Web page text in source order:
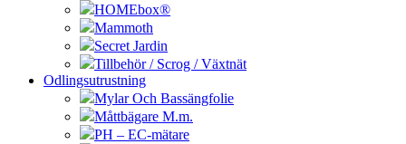
HOMEbox®
Mammoth
Secret Jardin
Tillbehör / Scrog / Växtnät
Odlingsutrustning
Mylar Och Bassängfolie
Måttbägare M.m.
PH – EC-mätare